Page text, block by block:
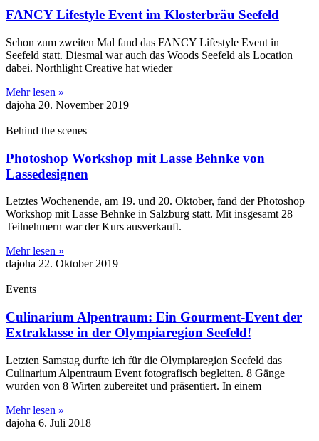
FANCY Lifestyle Event im Klosterbräu Seefeld
Schon zum zweiten Mal fand das FANCY Lifestyle Event in
Seefeld statt. Diesmal war auch das Woods Seefeld als Location
dabei. Northlight Creative hat wieder
Mehr lesen »
dajoha 20. November 2019
Behind the scenes
Photoshop Workshop mit Lasse Behnke von
Lassedesignen
Letztes Wochenende, am 19. und 20. Oktober, fand der Photoshop
Workshop mit Lasse Behnke in Salzburg statt. Mit insgesamt 28
Teilnehmern war der Kurs ausverkauft.
Mehr lesen »
dajoha 22. Oktober 2019
Events
Culinarium Alpentraum: Ein Gourment-Event der
Extraklasse in der Olympiaregion Seefeld!
Letzten Samstag durfte ich für die Olympiaregion Seefeld das
Culinarium Alpentraum Event fotografisch begleiten. 8 Gänge
wurden von 8 Wirten zubereitet und präsentiert. In einem
Mehr lesen »
dajoha 6. Juli 2018